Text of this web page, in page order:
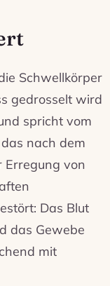
Schwellkörper
gedrosselt wird
spricht vom
nach dem
Erregung von
Das Blut
das Gewebe
mit